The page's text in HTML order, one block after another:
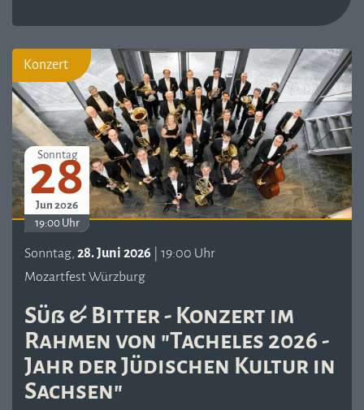
Konzert
Sonntag
28
Jun 2026
19:00 Uhr
Sonntag, 28. Juni 2026 | 19:00 Uhr
Mozartfest Würzburg
Süß & Bitter - Konzert im
Rahmen von "Tacheles 2026 -
Jahr der Jüdischen Kultur in
Sachsen"